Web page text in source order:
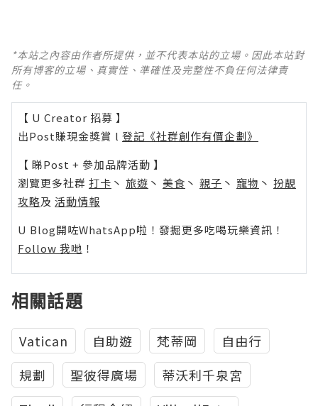
*本站之內容由作者所提供，並不代表本站的立場。因此本站對
所有博客的立場、真實性、準確性及完整性不負任何法律責
任。
【 U Creator 招募 】
出Post賺現金獎賞 l 登記《社群創作有價企劃》
【 睇Post + 參加品牌活動 】
瀏覽更多社群 打卡 丶 旅遊 丶 美食 丶 親子 丶 寵物 丶 扮靚
攻略及 活動情報
U Blog開咗WhatsApp啦！發掘更多吃喝玩樂資訊！
Follow 我哋 ！
相關話題
Vatican 自助遊 梵蒂岡
自由行
規劃
聖彼得廣場
蒂沃利千泉宮